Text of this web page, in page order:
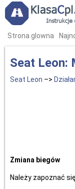
Strona glowna
Seat Leon:
Seat Leon –>
Zmiana biegów
Należy zapoznać